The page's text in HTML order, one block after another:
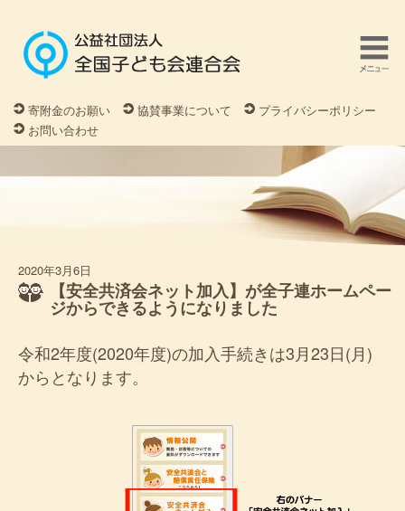
寄附金のお願い 協賛事業について
プライバシーポリシー
お問い合わせ
2020年3月6日
【安全共済会ネット加入】が全子連ホームペー
ジからできるようになりました
令和2年度(2020年度)の加入手続きは3月23日(月)
からとなります。